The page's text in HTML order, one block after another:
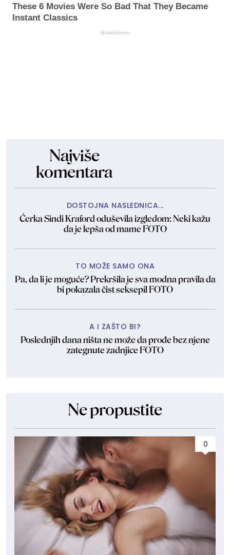
These 6 Movies Were So Bad That They Became
Instant Classics
Brainberries
Najviše
komentara
DOSTOJNA NASLEDNICA...
Ćerka Sindi Kraford oduševila izgledom: Neki kažu
da je lepša od mame FOTO
TO MOŽE SAMO ONA
Pa, da li je moguće? Prekršila je sva modna pravila da
bi pokazala čist seksepil FOTO
A I ZAŠTO BI?
Poslednjih dana ništa ne može da prođe bez njene
zategnute zadnjice FOTO
Ne propustite
0